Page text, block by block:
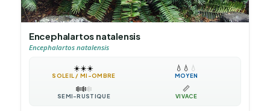
Encephalartos natalensis
Encephalartos natalensis
☀️☀️☀️
SOLEIL / MI-OMBRE
💧 💧 💧
MOYEN
❄️❄️❄️
SEMI-RUSTIQUE
📏
VIVACE